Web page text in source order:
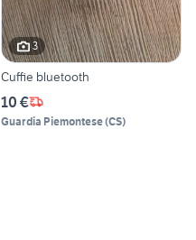
3
Cuffie bluetooth
10 €
Guardia Piemontese(CS)